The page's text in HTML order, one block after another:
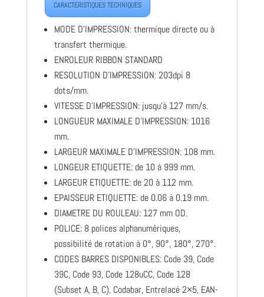
CARACTERISTIQUES TECHNIQUES
MODE D’IMPRESSION: thermique directe ou à
transfert thermique.
ENROLEUR RIBBON STANDARD
RESOLUTION D’IMPRESSION: 203dpi 8
dots/mm.
VITESSE D’IMPRESSION: jusqu’à 127 mm/s.
LONGUEUR MAXIMALE D’IMPRESSION: 1016
mm.
LARGEUR MAXIMALE D’IMPRESSION: 108 mm.
LONGEUR ETIQUETTE: de 10 à 999 mm.
LARGEUR ETIQUETTE: de 20 à 112 mm.
EPAISSEUR ETIQUETTE: de 0.06 à 0.19 mm.
DIAMETRE DU ROULEAU: 127 mm OD.
POLICE: 8 polices alphanumériques,
possibilité de rotation à 0°, 90°, 180°, 270°.
CODES BARRES DISPONIBLES: Code 39, Code
39C, Code 93, Code 128uCC, Code 128
(Subset A, B, C), Codabar, Entrelacé 2×5, EAN-